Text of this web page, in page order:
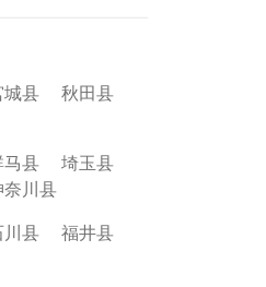
城县
秋田县
马县
埼玉县
奈川县
川县
福井县